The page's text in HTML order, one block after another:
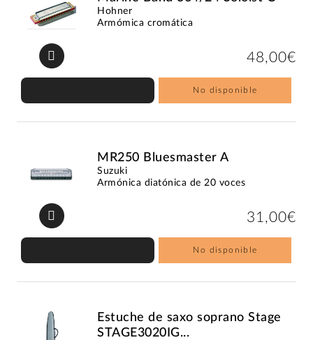
Hohner
Armómica cromática
48,00€
No disponible
MR250 Bluesmaster A
Suzuki
Armónica diatónica de 20 voces
31,00€
No disponible
Estuche de saxo soprano Stage
STAGE3020IG...